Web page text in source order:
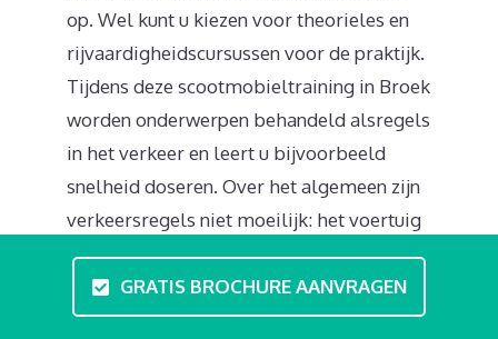
op. Wel kunt u kiezen voor theorieles en
rijvaardigheidscursussen voor de praktijk.
Tijdens deze scootmobieltraining in Broek
worden onderwerpen behandeld alsregels
in het verkeer en leert u bijvoorbeeld
snelheid doseren. Over het algemeen zijn
verkeersregels niet moeilijk: het voertuig
mag deelnemen aan het verkeer op het
fiets- voetpad, en de normale rijweg. U
mag zowel binnen als buiten de
GRATIS BROCHURE AANVRAGEN